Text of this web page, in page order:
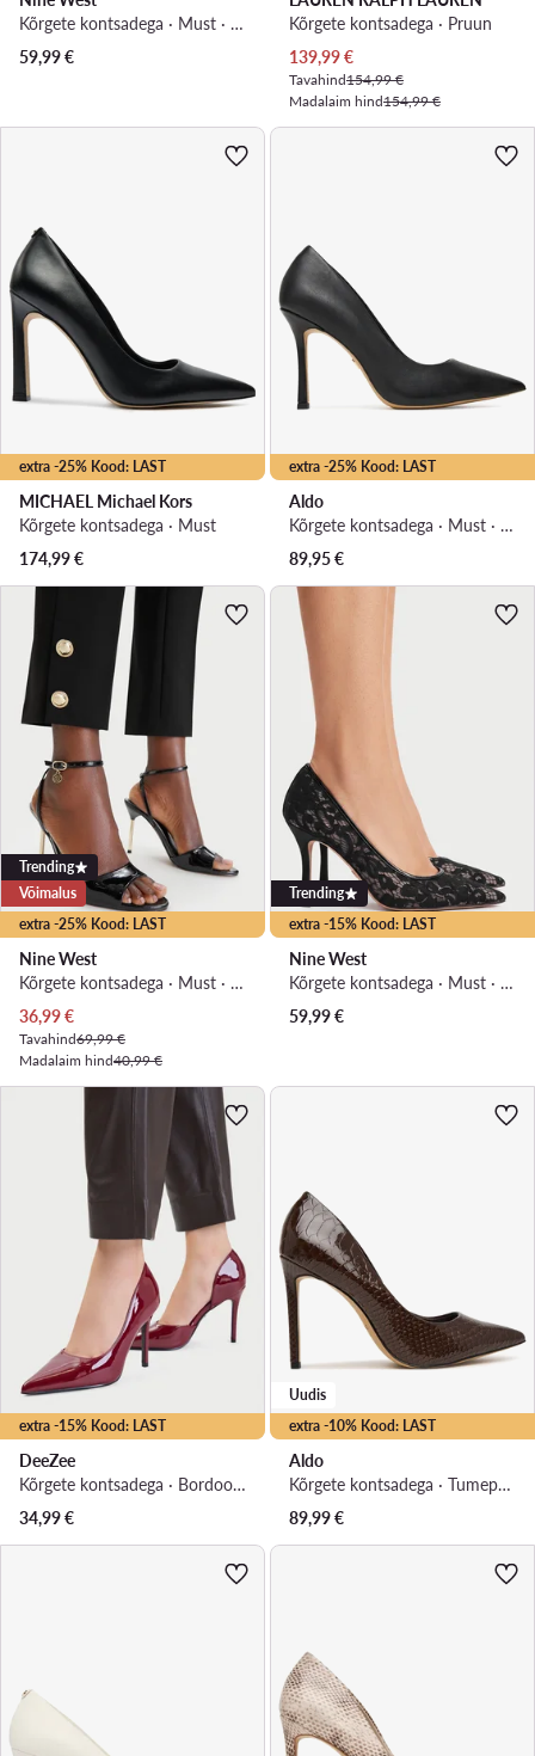
Kõrgete kontsadega · Must · 9 cm
59,99€
Kõrgete kontsadega · Pruun
Praegune hind
139,99€
Tavahind154,99 €
Madalaim hind154,99 €
extra -25% Kood: LAST
MICHAEL Michael Kors
Kõrgete kontsadega · Must
174,99€
extra -25% Kood: LAST
Aldo
Kõrgete kontsadega · Must · 10 cm
89,95€
extra -25% Kood: LAST
Trending
Võimalus
Nine West
Kõrgete kontsadega · Must · 9 cm
Praegune hind
36,99€
Tavahind69,99 €
Madalaim hind40,99 €
extra -15% Kood: LAST
Trending
Nine West
Kõrgete kontsadega · Must · 10 cm
59,99€
extra -15% Kood: LAST
DeeZee
Kõrgete kontsadega · Bordoopunane · 10 cm
34,99€
extra -10% Kood: LAST
Uudis
Aldo
Kõrgete kontsadega · Tumepruun · 9.5 cm
89,99€